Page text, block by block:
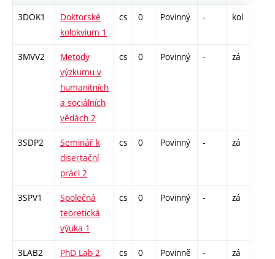
3DOK1
Doktorské
kolokvium 1
cs 0 Povinný - kol
3MVV2
Metody
výzkumu v
humanitních
a sociálních
vědách 2
cs 0 Povinný - zá
3SDP2
Seminář k
disertační
práci 2
cs 0 Povinný - zá
3SPV1
Společná
teoretická
výuka 1
cs 0 Povinný - zá
3LAB2
PhD Lab 2
cs 0
Povinně
- zá